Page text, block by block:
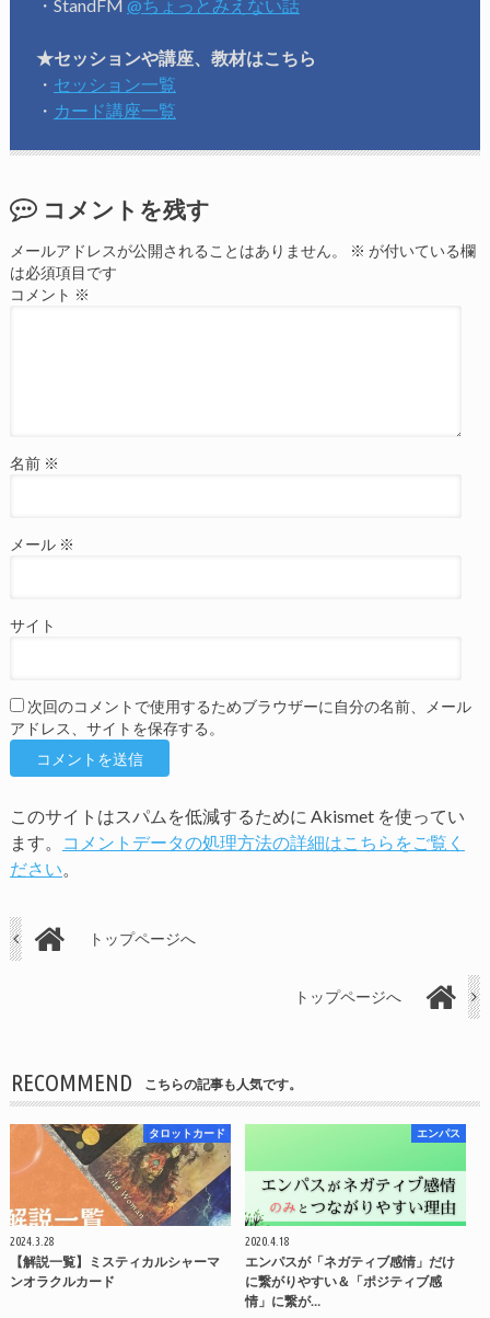
・StandFM @ちょっとみえない話
★セッションや講座、教材はこちら
・ セッション一覧
・ カード講座一覧
コメントを残す
メールアドレスが公開されることはありません。 ※ が付いている欄
は必須項目です
コメント ※
名前 ※
メール ※
サイト
次回のコメントで使用するためブラウザーに自分の名前、メール
アドレス、サイトを保存する。
このサイトはスパムを低減するために Akismet を使ってい
ます。
コメントデータの処理方法の詳細はこちらをご覧く
ださい。
トップページへ
トップページへ
RECOMMEND こちらの記事も人気です。
タロットカード
2024.3.28
【解説一覧】ミスティカルシャーマ
ンオラクルカード
エンパス
2020.4.18
エンパスが「ネガティブ感情」だけ
に繋がりやすい＆「ポジティブ感
情」に繋が…